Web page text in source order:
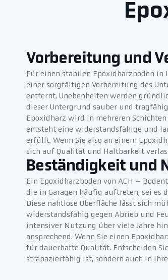
Vorbereitung und
Für einen stabilen Epoxidharzboden
einer sorgfältigen Vorbereitung des
entfernt, Unebenheiten werden
dieser Untergrund sauber und
Epoxidharz wird in mehreren
entsteht eine widerstandsfähige und
erfüllt. Wenn Sie also an einem
sich auf Qualität und Haltbarkeit
Beständigkeit und
Ein Epoxidharzboden von ACH –
die in Garagen häufig auftreten, sei es
Diese nahtlose Oberfläche lässt sich
widerstandsfähig gegen Abrieb und
intensiver Nutzung über viele Jahre
ansprechend. Wenn Sie einen
für dauerhafte Qualität. Entscheiden
strapazierfähig ist, sondern auch in